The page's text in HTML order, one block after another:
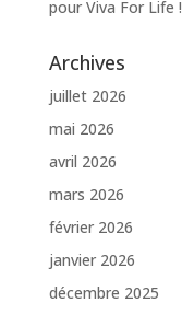
pour Viva For Life !
Archives
juillet 2026
mai 2026
avril 2026
mars 2026
février 2026
janvier 2026
décembre 2025